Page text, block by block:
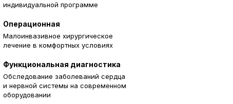
индивидуальной программе
Операционная
Малоинвазивное хирургическое
лечение в комфортных условиях
Функциональная диагностика
Обследование заболеваний сердца
и нервной системы на современном
оборудовании